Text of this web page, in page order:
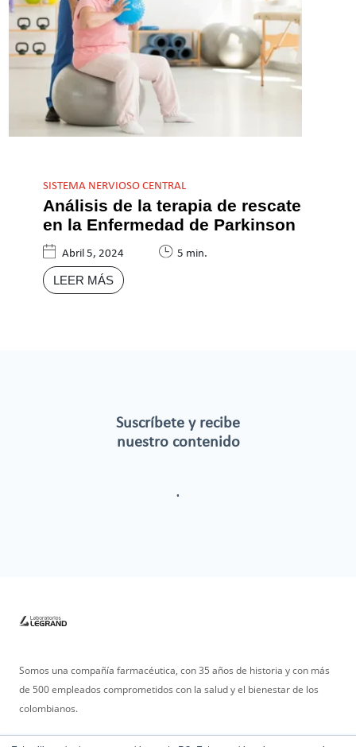
SISTEMA NERVIOSO CENTRAL
Análisis de la terapia de rescate
en la Enfermedad de Parkinson
Abril 5, 2024 5 min.
LEER MÁS
Suscríbete y recibe
nuestro contenido
.
Somos una compañía farmacéutica, con 35 años de historia y con más
de 500 empleados comprometidos con la salud y el bienestar de los
colombianos.